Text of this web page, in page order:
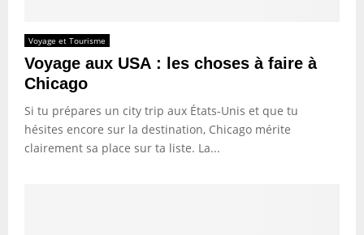
Voyage et Tourisme
Voyage aux USA : les choses à faire à
Chicago
Si tu prépares un city trip aux États-Unis et que tu
hésites encore sur la destination, Chicago mérite
clairement sa place sur ta liste. La...